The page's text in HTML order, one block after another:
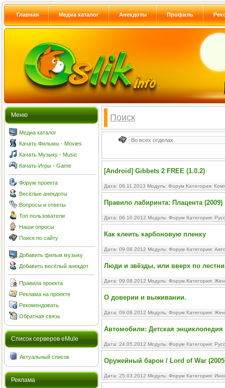
Главная Медиа каталог Анекдоты Профиль
Меню
Медиа каталог
Качать Фильмы - Movies
Качать Музыку - Music
Качать Игры - Game
Форум проекта
Весёлые анекдоты
Вопросы и ответы
Топ пользователи
Наши опросы
Поиск по сайту
Добавить фильм музыку
Добавить весёлый анекдот
Правила проекта
Реклама на проекте
Рекомендовать
Обратная связь
Cписок серверов eMule
Актуальный список
Реклама
Поиск
[Android] Gibbets 2 FREE (1.0.2)
Дата: 08.11.2013 Модуль: Форум Категория:
Правило лабиринта: Плацента (2009)
Дата: 06.10.2012 Модуль: Форум Категория:
Как клеить карбоновую пленку
Дата: 09.08.2012 Модуль: Форум Категория:
Люди и звёзды, или вверх по
Дата: 09.08.2012 Модуль: Форум Категория:
О доверии и выживании.
Дата: 09.08.2012 Модуль: Форум Категория:
Автомобили: Детская энциклопедия
Дата: 24.05.2012 Модуль: Форум Категория:
Оружейный барон / Lord of War
Дата: 25.03.2012 Модуль: Форум Категория: